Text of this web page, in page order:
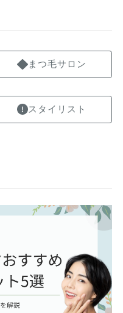
まつ毛サロン
スタイリスト